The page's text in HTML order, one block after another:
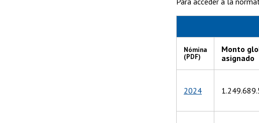
Nómina
(PDF)
Monto
asignado
2024